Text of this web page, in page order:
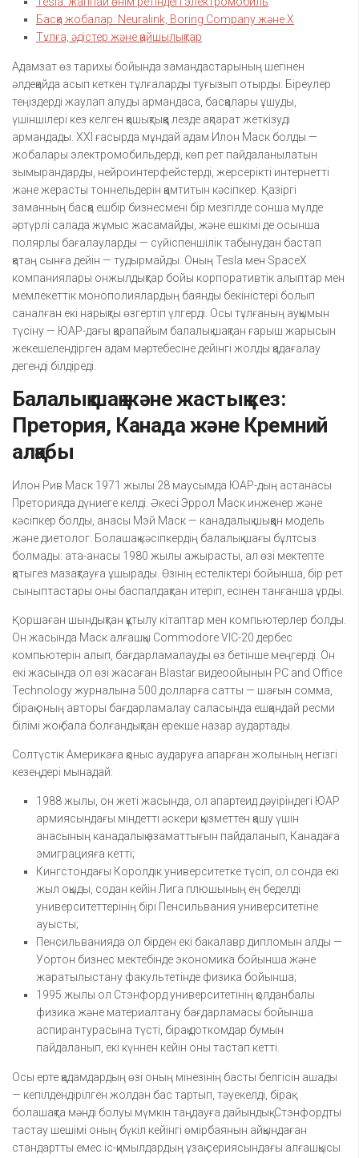
Басқа жобалар: Neuralink, Boring Company және X
Тұлға, әдістер және қайшылықтар
Адамзат өз тарихы бойында замандастарының шегінен
әлдеқайда асып кеткен тұлғаларды туғызып отырды. Біреулер
теңіздерді жаулап алуды армандаса, басқалары ұшуды,
үшіншілері кез келген қашықтыққа лезде ақпарат жеткізуді
армандады. XXI ғасырда мұндай адам Илон Маск болды —
жобалары электромобильдерді, көп рет пайдаланылатын
зымырандарды, нейроинтерфейстерді, жерсерікті интернетті
және жерасты тоннельдерін қамтитын кәсіпкер. Қазіргі
заманның басқа ешбір бизнесмені бір мезгілде сонша мүлде
әртүрлі салада жұмыс жасамайды, және ешкімі де осынша
полярлы бағалауларды — сүйіспеншілік табынудан бастап
қатаң сынға дейін — тудырмайды. Оның Tesla мен SpaceX
компаниялары онжылдықтар бойы корпоративтік алыптар мен
мемлекеттік монополиялардың баянды бекіністері болып
саналған екі нарықты өзгертіп үлгерді. Осы тұлғаның ауқымын
түсіну — ЮАР-дағы қарапайым балалық шақтан ғарыш жарысын
жекешелендірген адам мәртебесіне дейінгі жолды қадағалау
дегенді білдіреді.
Балалық шақ және жастық кез:
Претория, Канада және Кремний
алқабы
Илон Рив Маск 1971 жылы 28 маусымда ЮАР-дың астанасы
Преторияда дүниеге келді. Әкесі Эррол Маск инженер және
кәсіпкер болды, анасы Мэй Маск — канадалық шыққан модель
және диетолог. Болашақ кәсіпкердің балалық шағы бұлтсыз
болмады: ата-анасы 1980 жылы ажырасты, ал өзі мектепте
қатыгез мазақтауға ұшырады. Өзінің естеліктері бойынша, бір рет
сыныптастары оны баспалдақтан итеріп, есінен танғанша ұрды.
Қоршаған шындықтан құтылу кітаптар мен компьютерлер болды.
Он жасында Маск алғашқы Commodore VIC-20 дербес
компьютерін алып, бағдарламалауды өз бетінше меңгерді. Он
екі жасында ол өзі жасаған Blastar видеоойынын PC and Office
Technology журналына 500 долларға сатты — шағын сомма,
бірақ оның авторы бағдарламалау саласында ешқандай ресми
білімі жоқ бала болғандықтан ерекше назар аудартады.
Солтүстік Америкаға қоныс аударуға апарған жолының негізгі
кезеңдері мынадай:
1988 жылы, он жеті жасында, ол апартеид дәуіріндегі ЮАР
армиясындағы міндетті әскери қызметтен қашу үшін
анасының канадалық азаматтығын пайдаланып, Канадаға
эмиграцияға кетті;
Кингстондағы Королдік университетке түсіп, ол сонда екі
жыл оқыды, содан кейін Лига плюшының ең беделді
университеттерінің бірі Пенсильвания университетіне
ауысты;
Пенсильванияда ол бірден екі бакалавр дипломын алды —
Уортон бизнес мектебінде экономика бойынша және
жаратылыстану факультетінде физика бойынша;
1995 жылы ол Стэнфорд университетінің қолданбалы
физика және материалтану бағдарламасы бойынша
аспирантурасына түсті, бірақ доткомдар бумын
пайдаланып, екі күннен кейін оны тастап кетті.
Осы ерте қадамдардың өзі оның мінезінің басты белгісін ашады
— кепілдендірілген жолдан бас тартып, тәуекелді, бірақ
болашақта мәнді болуы мүмкін таңдауға дайындық. Стэнфордты
тастау шешімі оның бүкіл кейінгі өмірбаянын айқындаған
стандартты емес іс-қимылдардың ұзақ сериясындағы алғашқысы